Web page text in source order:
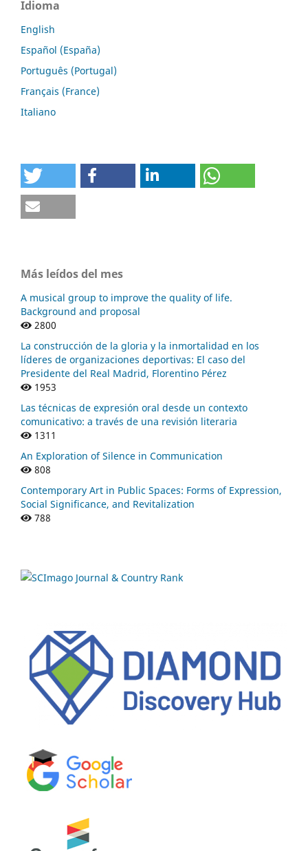
Idioma
English
Español (España)
Português (Portugal)
Français (France)
Italiano
Más leídos del mes
A musical group to improve the quality of life.
Background and proposal
2800
La construcción de la gloria y la inmortalidad en los
líderes de organizaciones deportivas: El caso del
Presidente del Real Madrid, Florentino Pérez
1953
Las técnicas de expresión oral desde un contexto
comunicativo: a través de una revisión literaria
1311
An Exploration of Silence in Communication
808
Contemporary Art in Public Spaces: Forms of Expression,
Social Significance, and Revitalization
788